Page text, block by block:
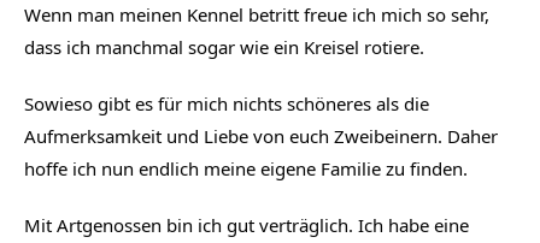
Wenn man meinen Kennel betritt freue ich mich so sehr,
dass ich manchmal sogar wie ein Kreisel rotiere.
Sowieso gibt es für mich nichts schöneres als die
Aufmerksamkeit und Liebe von euch Zweibeinern. Daher
hoffe ich nun endlich meine eigene Familie zu finden.
Mit Artgenossen bin ich gut verträglich. Ich habe eine